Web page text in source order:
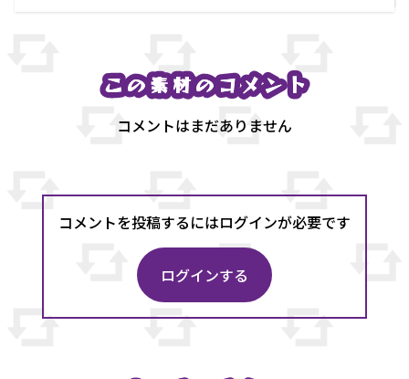
この素材のコメント
この素材のコメント
コメントはまだありません
コメントを投稿するにはログインが必要です
ログインする